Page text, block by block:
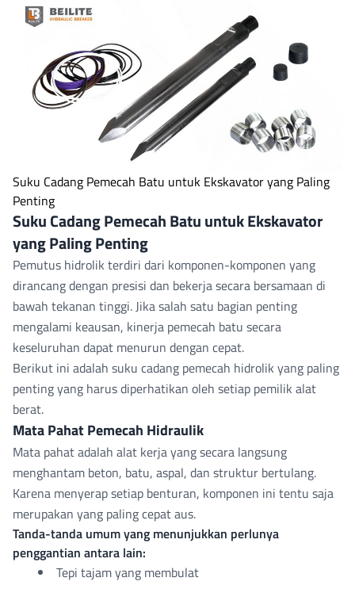
Suku Cadang Pemecah Batu untuk Ekskavator yang Paling
Penting
Suku Cadang Pemecah Batu untuk Ekskavator
yang Paling Penting
Pemutus hidrolik terdiri dari komponen-komponen yang
dirancang dengan presisi dan bekerja secara bersamaan di
bawah tekanan tinggi. Jika salah satu bagian penting
mengalami keausan, kinerja pemecah batu secara
keseluruhan dapat menurun dengan cepat.
Berikut ini adalah suku cadang pemecah hidrolik yang paling
penting yang harus diperhatikan oleh setiap pemilik alat
berat.
Mata Pahat Pemecah Hidraulik
Mata pahatadalah alat kerja yang secara langsung
menghantam beton, batu, aspal, dan struktur bertulang.
Karena menyerap setiap benturan, komponen ini tentu saja
merupakan yang paling cepat aus.
Tanda-tanda umum yang menunjukkan perlunya
penggantian antara lain:
Tepi tajam yang membulat